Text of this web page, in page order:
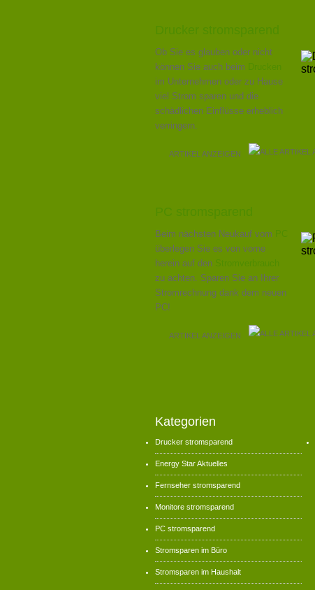
Drucker stromsparend
Ob Sie es glauben oder nicht
können Sie auch beim
Drucken
im Unternehmen oder zu Hause
viel Strom sparen und die
schädlichen Einflüsse erheblich
verringern.
ARTIKEL ANZEIGEN
PC stromsparend
Beim nächsten Neukauf vom
überlegen Sie es von vorne
herein auf den
Stromverbrauch
zu achten. Sparen Sie an Ihrer
Stromrechnung dank dem neuen
PC!
ARTIKEL ANZEIGEN
Kategorien
Drucker stromsparend
Energy Star Aktuelles
Fernseher stromsparend
Monitore stromsparend
PC stromsparend
Stromsparen im Büro
Stromsparen im Haushalt